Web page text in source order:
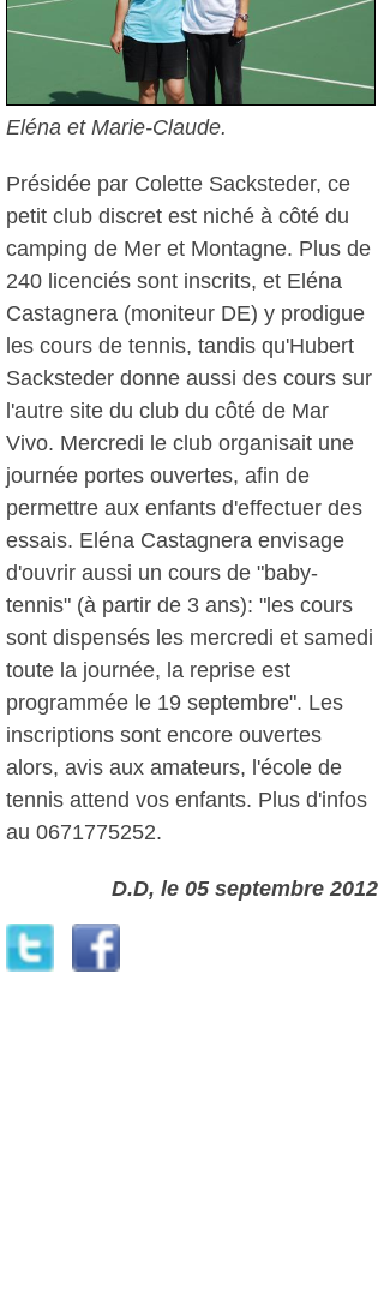
Eléna et Marie-Claude.
Présidée par Colette Sacksteder, ce
petit club discret est niché à côté du
camping de Mer et Montagne. Plus de
240 licenciés sont inscrits, et Eléna
Castagnera (moniteur DE) y prodigue
les cours de tennis, tandis qu'Hubert
Sacksteder donne aussi des cours sur
l'autre site du club du côté de Mar
Vivo. Mercredi le club organisait une
journée portes ouvertes, afin de
permettre aux enfants d'effectuer des
essais. Eléna Castagnera envisage
d'ouvrir aussi un cours de "baby-
tennis" (à partir de 3 ans): "les cours
sont dispensés les mercredi et samedi
toute la journée, la reprise est
programmée le 19 septembre". Les
inscriptions sont encore ouvertes
alors, avis aux amateurs, l'école de
tennis attend vos enfants. Plus d'infos
au 0671775252.
D.D, le 05 septembre 2012